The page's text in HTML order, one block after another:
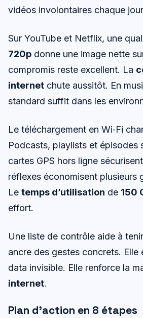
vidéos involontaires chaque
Sur YouTube et Netflix, une
720p donne une image nette
compromis reste excellent. La
internet chute aussitôt. En
standard suffit dans les
Le téléchargement en Wi‑Fi
Podcasts, playlists et épisodes
cartes GPS hors ligne
réflexes économisent plusieurs
Le temps d’utilisation de 150
effort.
Une liste de contrôle aide à
ancre des gestes concrets.
data invisible. Elle renforce la
internet.
Plan d’action en 8 étapes